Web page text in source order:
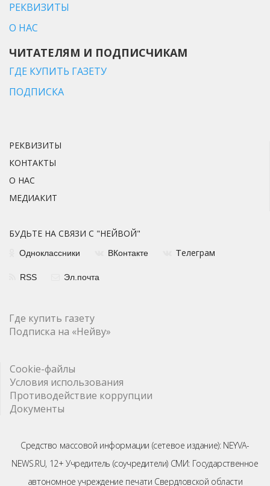
РЕКВИЗИТЫ
О НАС
ЧИТАТЕЛЯМ И ПОДПИСЧИКАМ
ГДЕ КУПИТЬ ГАЗЕТУ
ПОДПИСКА
РЕКВИЗИТЫ
КОНТАКТЫ
О НАС
МЕДИАКИТ
БУДЬТЕ НА СВЯЗИ С "НЕЙВОЙ"
Одноклассники ВКонтакте Телеграм
RSS Эл.почта
Где купить газету
Подписка на «Нейву»
Cookie-файлы
Условия использования
Противодействие коррупции
Документы
Средство массовой информации (сетевое издание): NEYVA-
NEWS.RU, 12+ Учредитель (соучредители) СМИ: Государственное
автономное учреждение печати Свердловской области